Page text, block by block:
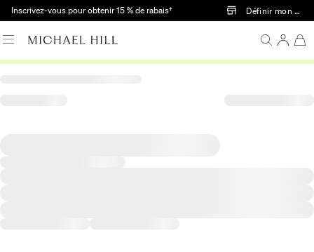
Passer au contenu principal
Inscrivez-vous pour obtenir 15 % de rabais† Définir mon